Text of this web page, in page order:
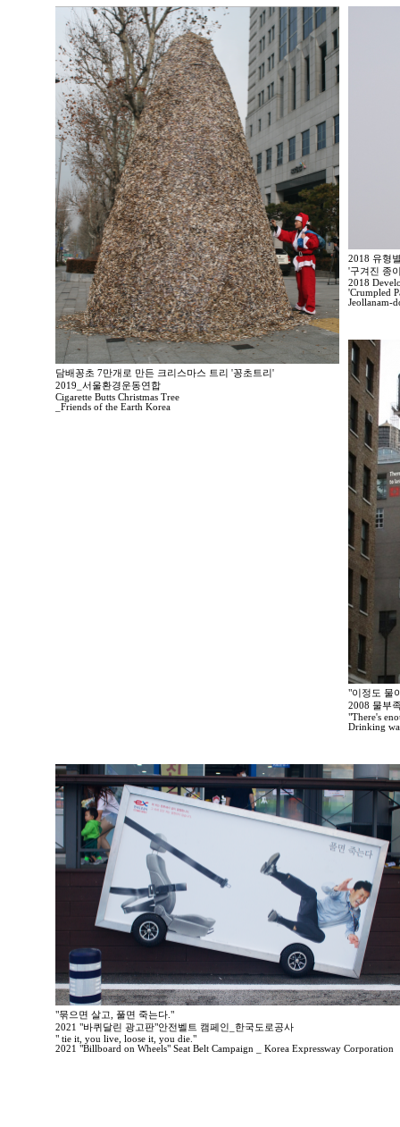
담배꽁초 7만개로 만든 크리스마스 트리 '꽁초트리'
2019_서울환경운동연합
Cigarette Butts Christmas Tree
_Friends of the Earth Korea
2018 유형
'구겨진 종
2018
'Crumpled
Jeollanam-
"이정도 물
2008 물부
"There's
Drinking
"묶으면 살고, 풀면 죽는다."
2021 "바퀴달린 광고판"안전벨트 캠페인_한국도로공사
" tie it, you live, loose it, you die."
2021 "Billboard on Wheels" Seat Belt Campaign _ Korea Expressway Corporation